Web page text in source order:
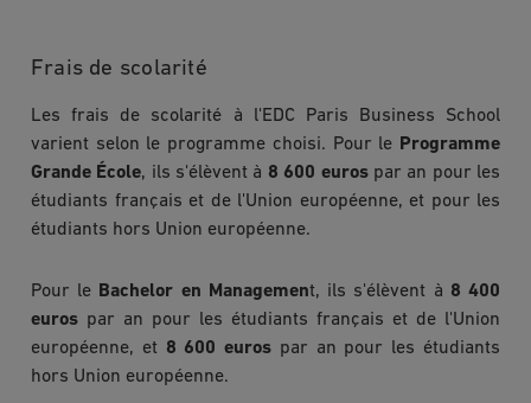
Frais de scolarité
Les frais de scolarité à l'EDC Paris Business School
varient selon le programme choisi. Pour le Programme
Grande École, ils s'élèvent à 8 600 eurospar an pour les
étudiants français et de l'Union européenne, et pour les
étudiants hors Union européenne.
Pour le Bachelor en Management, ils s'élèvent à 8 400
euros par an pour les étudiants français et de l'Union
européenne, et 8 600 euros par an pour les étudiants
hors Union européenne.